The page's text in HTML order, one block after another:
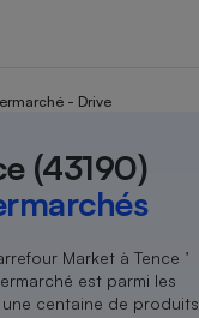
- Drive
(43190)
Market à Tence ’
est parmi les
centaine de produits
Additifs
de défense
judiciairegratuit
- Vente - Travaux
électrique
administrative
aérien